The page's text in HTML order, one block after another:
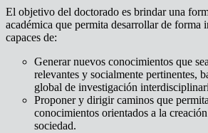
El objetivo del doctorado es brindar una
académica que permita desarrollar de forma
capaces de:
Generar nuevos conocimientos que
relevantes y socialmente pertinentes,
global de investigación
Proponer y dirigir caminos que
conocimientos orientados a la
sociedad.